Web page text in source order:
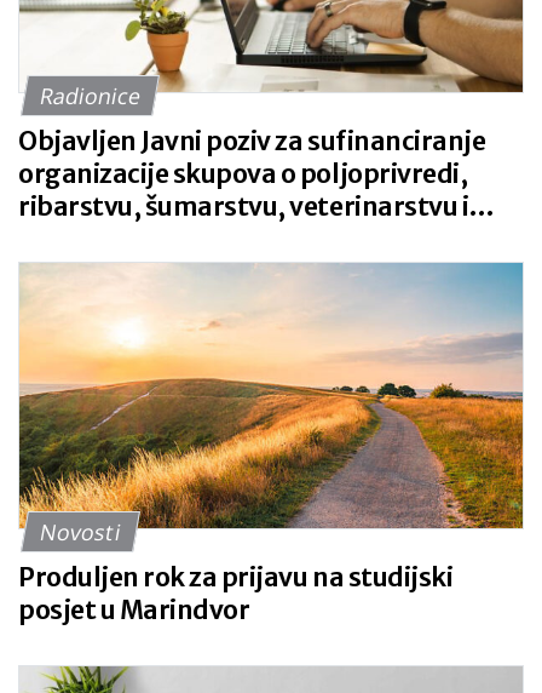
Radionice
Objavljen Javni poziv za sufinanciranje
organizacije skupova o poljoprivredi,
ribarstvu, šumarstvu, veterinarstvu i
Novosti
Produljen rok za prijavu na studijski
posjet u Marindvor